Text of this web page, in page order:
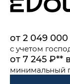
от 2 049
с учетом
от 7 245 ₽**
минимальный